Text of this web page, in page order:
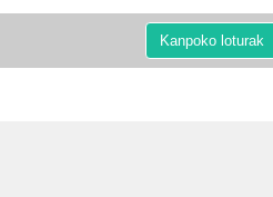
Kanpoko loturak